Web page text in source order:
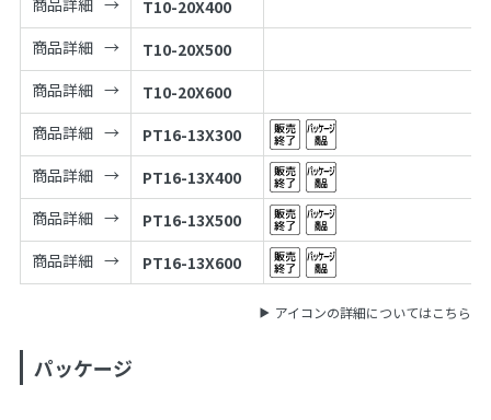
T10-20X400
商品詳細
T10-20X500
商品詳細
T10-20X600
商品詳細
PT16-13X300
商品詳細
PT16-13X400
商品詳細
PT16-13X500
商品詳細
PT16-13X600
アイコンの詳細についてはこちら
パッケージ